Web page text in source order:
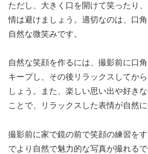
ただし、大きく口を開けて笑ったり
情は避けましょう。適切なのは、口
自然な微笑みです。
自然な笑顔を作るには、撮影前に口
キープし、その後リラックスしてか
しょう。また、楽しい思い出や好き
ことで、リラックスした表情が自然に
撮影前に家で鏡の前で笑顔の練習を
でより自然で魅力的な写真が撮れる